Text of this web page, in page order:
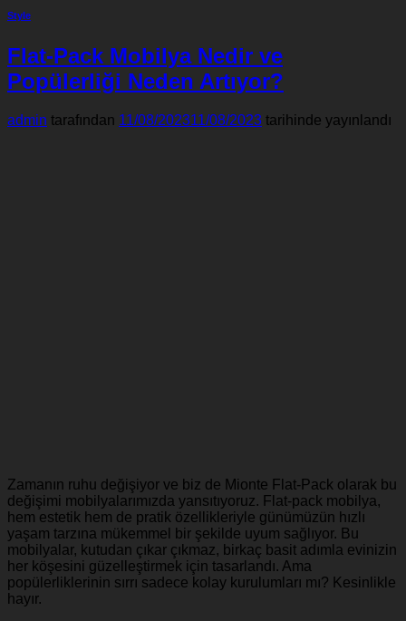
Style
Flat-Pack Mobilya Nedir ve
Popülerliği Neden Artıyor?
admin tarafından 11/08/202311/08/2023 tarihinde yayınlandı
Zamanın ruhu değişiyor ve biz de Mionte Flat-Pack olarak bu
değişimi mobilyalarımızda yansıtıyoruz. Flat-pack mobilya,
hem estetik hem de pratik özellikleriyle günümüzün hızlı
yaşam tarzına mükemmel bir şekilde uyum sağlıyor. Bu
mobilyalar, kutudan çıkar çıkmaz, birkaç basit adımla evinizin
her köşesini güzelleştirmek için tasarlandı. Ama
popülerliklerinin sırrı sadece kolay kurulumları mı? Kesinlikle
hayır.